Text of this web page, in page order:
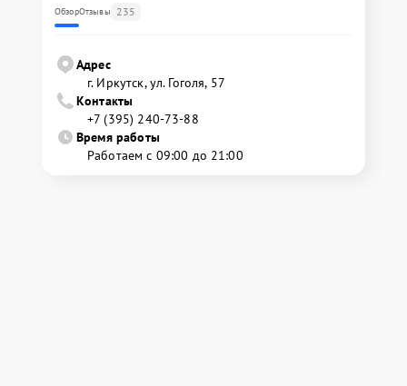
ОбзорОтзывы 235
Адрес
г. Иркутск, ул. ​Гоголя, 57
Контакты
+7 (395) 240-73-88
Время работы
Работаем с 09:00 до 21:00